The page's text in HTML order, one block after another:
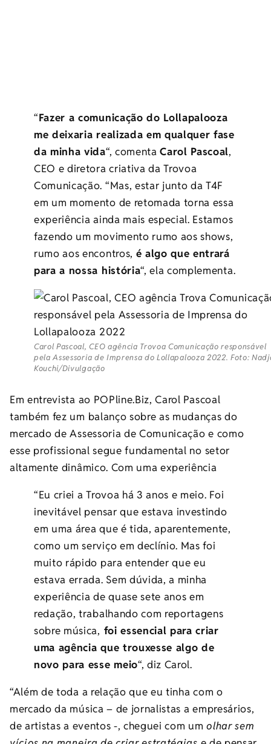
“Fazer a comunicação do Lollapalooza
me deixaria realizada em qualquer fase
da minha vida“, comentaCarol Pascoal,
CEO e diretora criativa da Trovoa
Comunicação. “Mas, estar junto da T4F
em um momento de retomada torna essa
experiência ainda mais especial. Estamos
fazendo um movimento rumo aos shows,
rumo aos encontros, é algo que entrará
para a nossa história“, ela complementa.
Carol Pascoal, CEO agência Trovoa Comunicação responsável
pela Assessoria de Imprensa do Lollapalooza 2022. Foto:
Kouchi/Divulgação
Em entrevista ao POPline.Biz, Carol Pascoal
também fez um balanço sobre as mudanças do
mercado de Assessoria de Comunicação e como
esse profissional segue fundamental no setor
altamente dinâmico. Com uma experiência
“Eu criei a Trovoa há 3 anos e meio. Foi
inevitável pensar que estava investindo
em uma área que é tida, aparentemente,
como um serviço em declínio. Mas foi
muito rápido para entender que eu
estava errada. Sem dúvida, a minha
experiência de quase sete anos em
redação, trabalhando com reportagens
sobre música, foi essencial para criar
uma agência que trouxesse algo de
novo para esse meio“, diz Carol.
“Além de toda a relação que eu tinha com o
mercado da música – de jornalistas a empresários,
de artistas a eventos -, cheguei com umolhar sem